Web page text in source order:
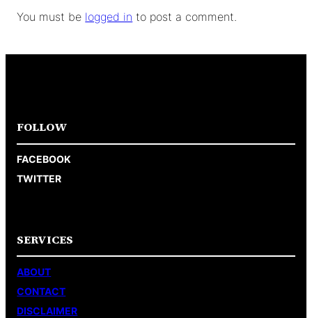
You must be logged in to post a comment.
FOLLOW
FACEBOOK
TWITTER
SERVICES
ABOUT
CONTACT
DISCLAIMER